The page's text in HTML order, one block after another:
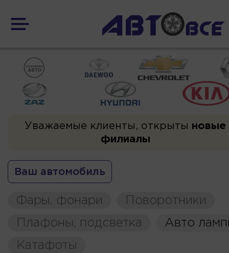
Уважаемые клиенты, открыты новые
филиалы
Ваш автомобиль
Фары, фонари
Поворотники
Плафоны, подсветка
Авто
Катафоты